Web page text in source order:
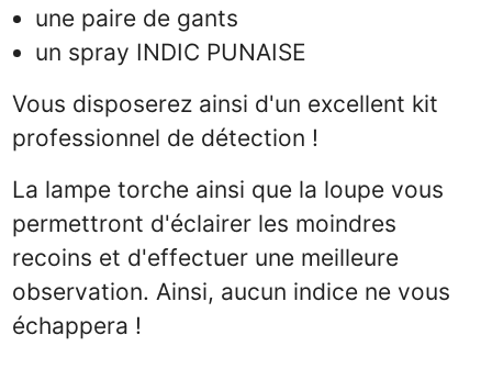
une paire de gants
un spray INDIC PUNAISE
Vous disposerez ainsi d'un excellent kit
professionnel de détection !
La lampe torche ainsi que la loupe vous
permettront d'éclairer les moindres
recoins et d'effectuer une meilleure
observation. Ainsi, aucun indice ne vous
échappera !